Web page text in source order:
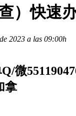
）快速
2023 a las 09:00h
微
拿